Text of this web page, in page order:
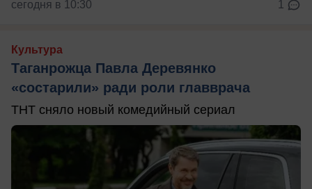
сегодня в 10:30 1
Культура
Таганрожца Павла Деревянко
«состарили» ради роли главврача
ТНТ сняло новый комедийный сериал